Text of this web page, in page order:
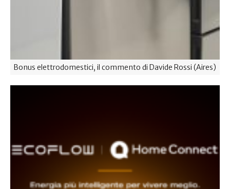
Bonus elettrodomestici, il commento di Davide Rossi (Aires)